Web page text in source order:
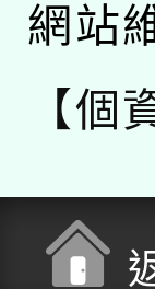
網站
【個